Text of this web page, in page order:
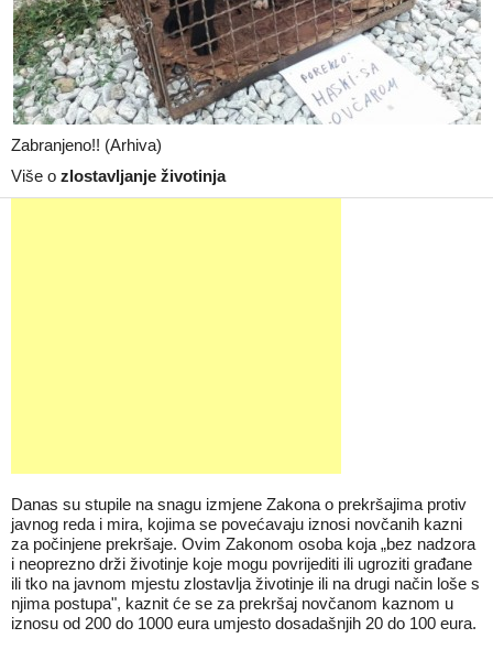
Zabranjeno!! (Arhiva)
Više o zlostavljanje životinja
Danas su stupile na snagu izmjene Zakona o prekršajima protiv
javnog reda i mira, kojima se povećavaju iznosi novčanih kazni
za počinjene prekršaje. Ovim Zakonom osoba koja „bez nadzora
i neoprezno drži životinje koje mogu povrijediti ili ugroziti građane
ili tko na javnom mjestu zlostavlja životinje ili na drugi način loše s
njima postupa", kaznit će se za prekršaj novčanom kaznom u
iznosu od 200 do 1000 eura umjesto dosadašnjih 20 do 100 eura.